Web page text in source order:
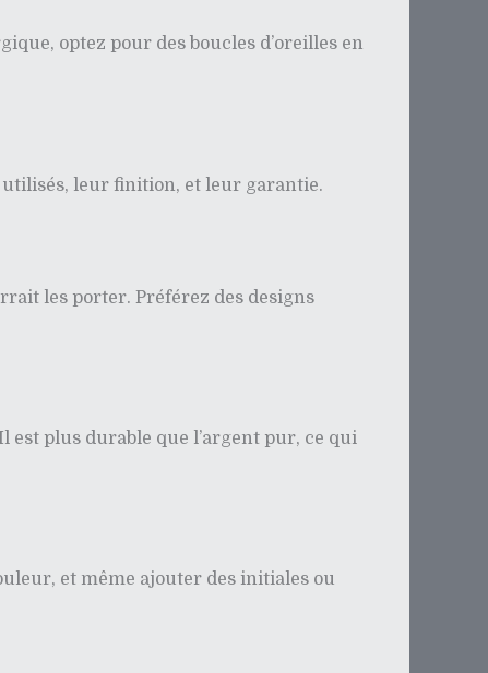
optez pour des boucles d’oreilles en
leur finition, et leur garantie.
les porter. Préférez des designs
est plus durable que l’argent pur, ce qui
et même ajouter des initiales ou